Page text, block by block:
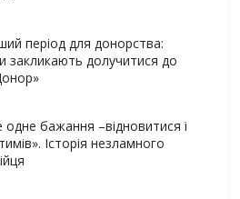
період для донорства:
закликають долучитися до
бажання –відновитися і
Історія незламного